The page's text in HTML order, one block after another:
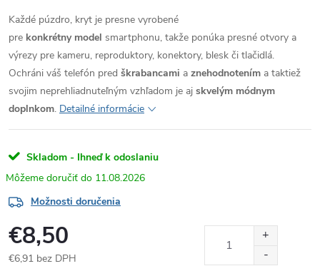
Každé púzdro, kryt je presne vyrobené
pre konkrétny model smartphonu, takže ponúka presné otvory a
výrezy pre kameru, reproduktory, konektory, blesk či tlačidlá.
Ochráni váš telefón pred škrabancami a znehodnotením a taktiež
svojim neprehliadnuteľným vzhľadom je aj skvelým módnym
doplnkom. Detailné informácie
Skladom - Ihneď k odoslaniu
11.08.2026
Možnosti doručenia
€8,50
€6,91 bez DPH